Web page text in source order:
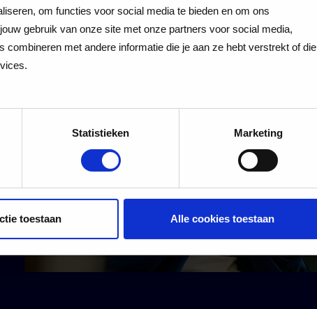
om functies voor social media te bieden en om ons
gebruik van onze site met onze partners voor social media,
met andere informatie die je aan ze hebt verstrekt of die
Statistieken Marketing
toestaan Alle cookies toestaan
voor de nieuwsbrief
Aanmelden